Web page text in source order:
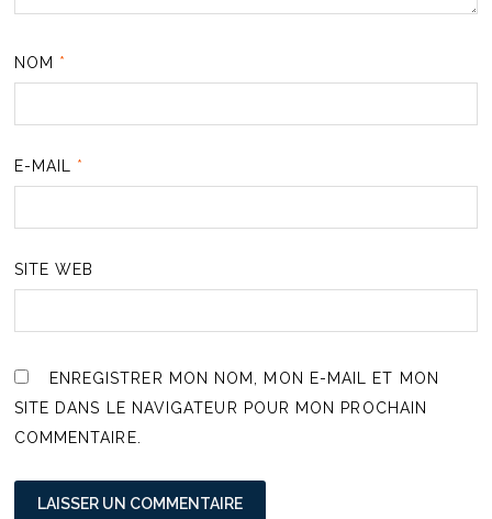
NOM *
E-MAIL *
SITE WEB
ENREGISTRER MON NOM, MON E-MAIL ET MON
SITE DANS LE NAVIGATEUR POUR MON PROCHAIN
COMMENTAIRE.